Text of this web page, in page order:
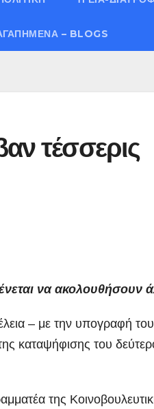
– BLOGS
τέσσερις
να ακολουθήσουν
– με την υπογραφή
καταψήφισης του
της